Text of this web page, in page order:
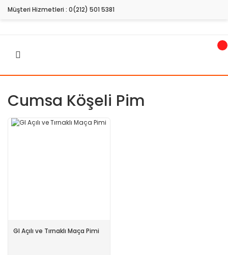
Müşteri Hizmetleri : 0(212) 501 5381
Cumsa Köşeli Pim
GI Açılı ve Tırnaklı Maça Pimi